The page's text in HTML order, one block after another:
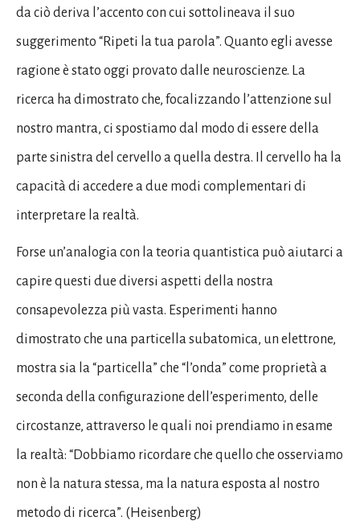
da ciò deriva l’accento con cui sottolineava il suo
suggerimento “Ripeti la tua parola”. Quanto egli avesse
ragione è stato oggi provato dalle neuroscienze. La
ricerca ha dimostrato che, focalizzando l’attenzione sul
nostro mantra, ci spostiamo dal modo di essere della
parte sinistra del cervello a quella destra. Il cervello ha la
capacità di accedere a due modi complementari di
interpretare la realtà.
Forse un’analogia con la teoria quantistica può aiutarci a
capire questi due diversi aspetti della nostra
consapevolezza più vasta. Esperimenti hanno
dimostrato che una particella subatomica, un elettrone,
mostra sia la “particella” che “l’onda” come proprietà a
seconda della configurazione dell’esperimento, delle
circostanze, attraverso le quali noi prendiamo in esame
la realtà: “Dobbiamo ricordare che quello che osserviamo
non è la natura stessa, ma la natura esposta al nostro
metodo di ricerca”. (Heisenberg)